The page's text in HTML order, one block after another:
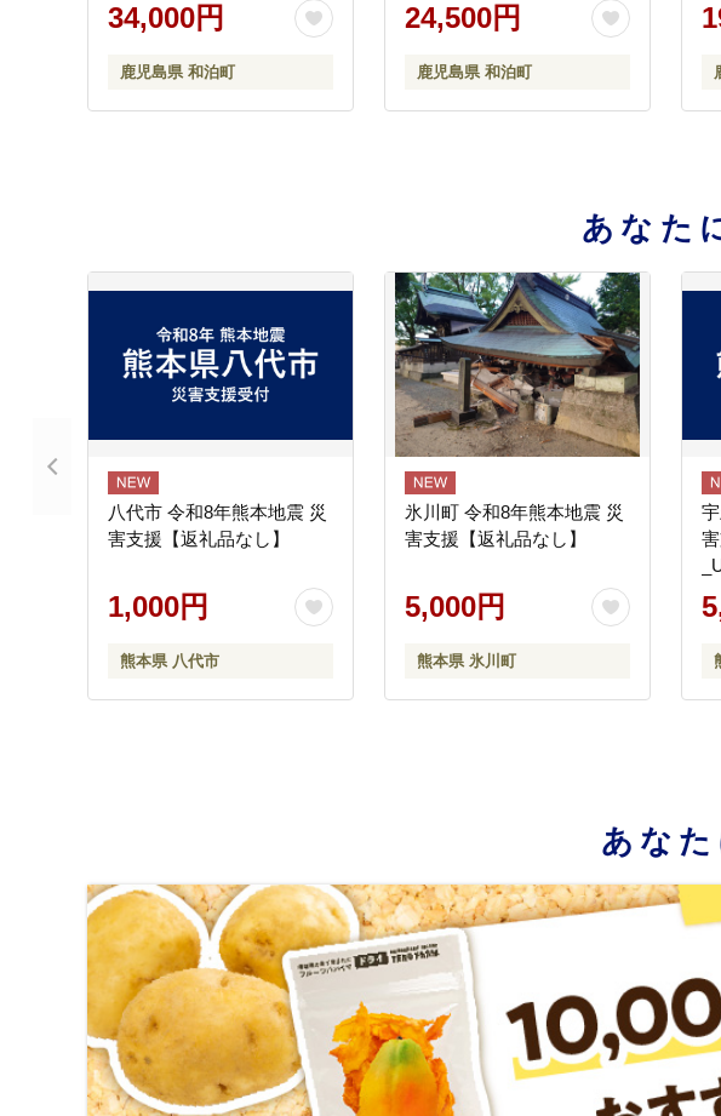
34,000円
鹿児島県 和泊町
24,500円
鹿児島県 和泊町
あなた
八代市 令和8年熊本地震 災
害支援【返礼品なし】
1,000円
熊本県 八代市
氷川町 令和8年熊本地震 災
害支援【返礼品なし】
5,000円
熊本県 氷川町
あな